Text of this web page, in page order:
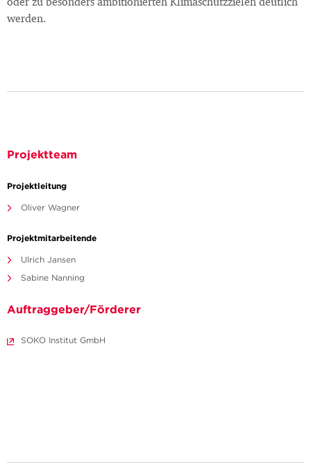
oder zu besonders ambitionierten Klimaschutzzielen deutlich
werden.
Projektteam
Projektleitung
Oliver Wagner
Projektmitarbeitende
Ulrich Jansen
Sabine Nanning
Auftraggeber/Förderer
SOKO Institut GmbH